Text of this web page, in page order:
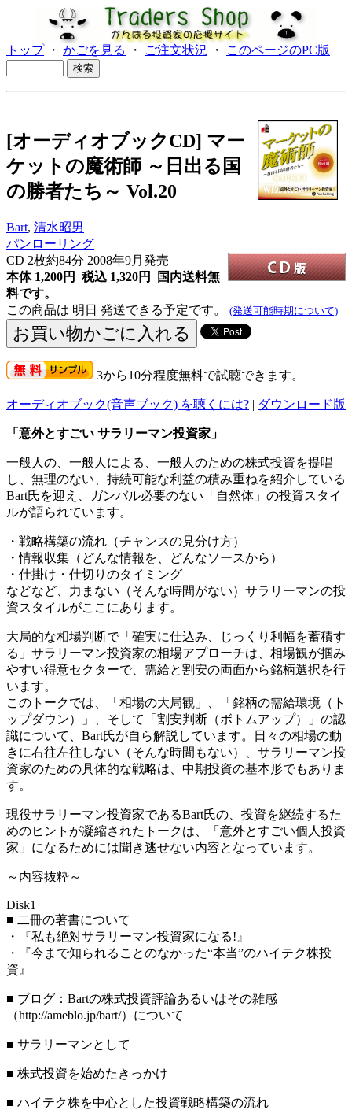
トップ・ かごを見る ・ ご注文状況 ・ このページのPC版
[オーディオブックCD] マー
ケットの魔術師 ～日出る国
の勝者たち～ Vol.20
Bart, 清水昭男
パンローリング
CD 2枚約84分 2008年9月発売
本体 1,200円 税込 1,320円
国内送料無
料です。
この商品は 明日 発送できる予定です。 (発送可能時期について)
3から10分程度無料で試聴できます。
オーディオブック(音声ブック) を聴くには? | ダウンロード版
「意外とすごい サラリーマン投資家」
一般人の、一般人による、一般人のための株式投資を提唱
し、無理のない、持続可能な利益の積み重ねを紹介している
Bart氏を迎え、ガンバル必要のない「自然体」の投資スタイ
ルが語られています。
・戦略構築の流れ（チャンスの見分け方）
・情報収集（どんな情報を、どんなソースから）
・仕掛け・仕切りのタイミング
などなど、力まない（そんな時間がない）サラリーマンの投
資スタイルがここにあります。
大局的な相場判断で「確実に仕込み、じっくり利幅を蓄積す
る」サラリーマン投資家の相場アプローチは、相場観が掴み
やすい得意セクターで、需給と割安の両面から銘柄選択を行
います。
このトークでは、「相場の大局観」、「銘柄の需給環境（ト
ップダウン）」、そして「割安判断（ボトムアップ）」の認
識について、Bart氏が自ら解説しています。日々の相場の動
きに右往左往しない（そんな時間もない）、サラリーマン投
資家のための具体的な戦略は、中期投資の基本形でもありま
す。
現役サラリーマン投資家であるBart氏の、投資を継続するた
めのヒントが凝縮されたトークは、「意外とすごい個人投資
家」になるためには聞き逃せない内容となっています。
～内容抜粋～
Disk1
■ 二冊の著書について
・『私も絶対サラリーマン投資家になる!』
・『今まで知られることのなかった“本当”のハイテク株投
資』
■ ブログ：Bartの株式投資評論あるいはその雑感
（http://ameblo.jp/bart/）について
■ サラリーマンとして
■ 株式投資を始めたきっかけ
■ ハイテク株を中心とした投資戦略構築の流れ